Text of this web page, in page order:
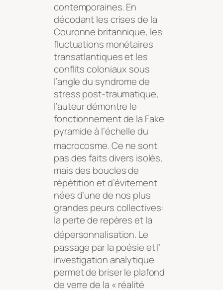
contemporaines. En
décodant les crises de la
Couronne britannique, les
fluctuations monétaires
transatlantiques et les
conflits coloniaux sous
l’angle du syndrome de
stress post-traumatique,
l’auteur démontre le
fonctionnement de la Fake
pyramide à l’échelle du
macrocosme. Ce ne sont
pas des faits divers isolés,
mais des boucles de
répétition et d’évitement
nées d’une de nos plus
grandes peurs collectives:
la perte de repères et la
dépersonnalisation. Le
passage par la poésie et l’
investigation analytique
permet de briser le plafond
de verre de la « réalité